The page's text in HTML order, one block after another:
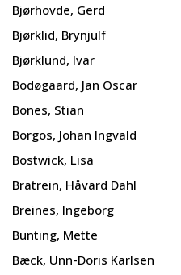
Bjørhovde, Gerd
Bjørklid, Brynjulf
Bjørklund, Ivar
Bodøgaard, Jan Oscar
Bones, Stian
Borgos, Johan Ingvald
Bostwick, Lisa
Bratrein, Håvard Dahl
Breines, Ingeborg
Bunting, Mette
Bæck, Unn-Doris Karlsen